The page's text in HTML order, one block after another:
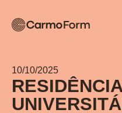
10/10/2025